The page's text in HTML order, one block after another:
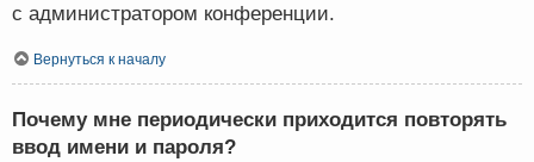
с администратором конференции.
Вернуться к началу
Почему мне периодически приходится повторять
ввод имени и пароля?